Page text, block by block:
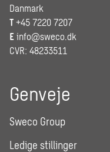
Danmark
T +45 7220 7207
E info@sweco.dk
CVR: 48233511
Genveje
Sweco Group
Ledige stillinger